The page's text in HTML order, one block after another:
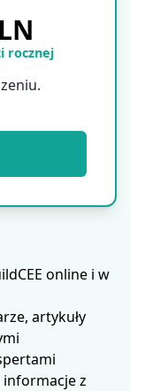
rocznej
online i w
artykuły
z